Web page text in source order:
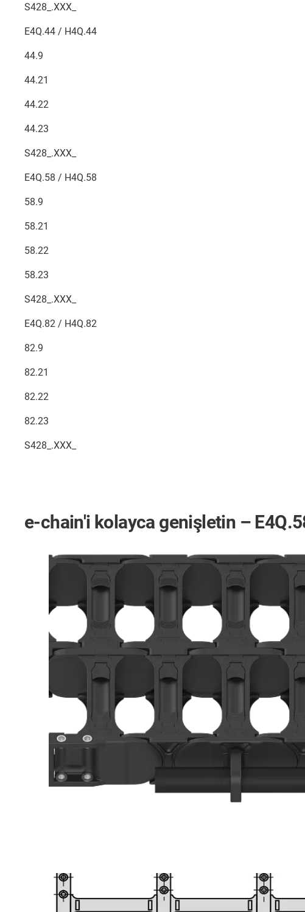
S428_.XXX_
E4Q.44 / H4Q.44
44.9
44.21
44.22
44.23
S428_.XXX_
E4Q.58 / H4Q.58
58.9
58.21
58.22
58.23
S428_.XXX_
E4Q.82 / H4Q.82
82.9
82.21
82.22
82.23
S428_.XXX_
e-chain'i kolayca genişletin –